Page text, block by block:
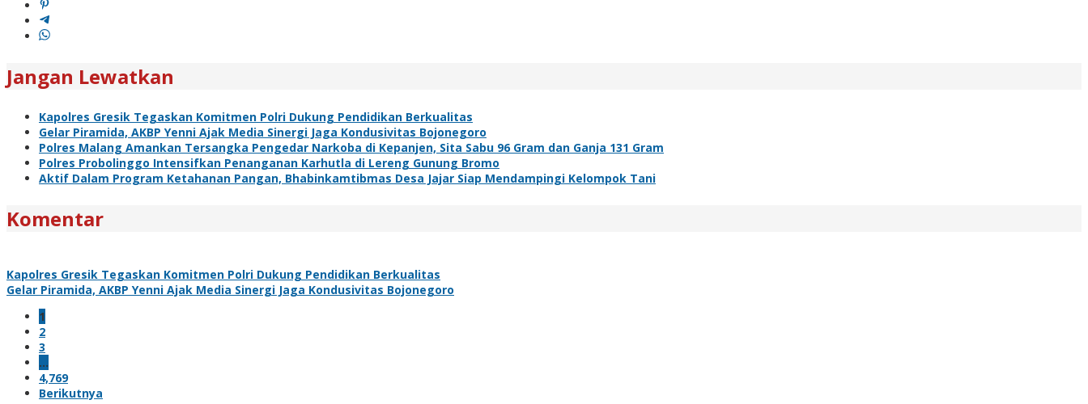
Jangan Lewatkan
Kapolres Gresik Tegaskan Komitmen Polri Dukung Pendidikan Berkualitas
Gelar Piramida, AKBP Yenni Ajak Media Sinergi Jaga Kondusivitas Bojonegoro
Polres Malang Amankan Tersangka Pengedar Narkoba di Kepanjen, Sita Sabu 96 Gram dan Ganja 131 Gram
Polres Probolinggo Intensifkan Penanganan Karhutla di Lereng Gunung Bromo
Aktif Dalam Program Ketahanan Pangan, Bhabinkamtibmas Desa Jajar Siap Mendampingi Kelompok Tani
Komentar
Kapolres Gresik Tegaskan Komitmen Polri Dukung Pendidikan Berkualitas
Gelar Piramida, AKBP Yenni Ajak Media Sinergi Jaga Kondusivitas Bojonegoro
1
2
3
…
4,769
Berikutnya